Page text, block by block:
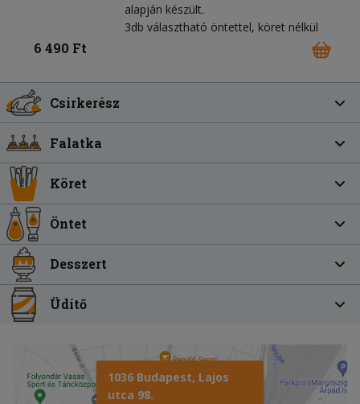
alapján készült.
3db választható öntettel, köret nélkül
6 490 Ft
Csirkerész
Falatka
Köret
Öntet
Desszert
Üdítő
1036 Budapest, Lajos
utca 98.